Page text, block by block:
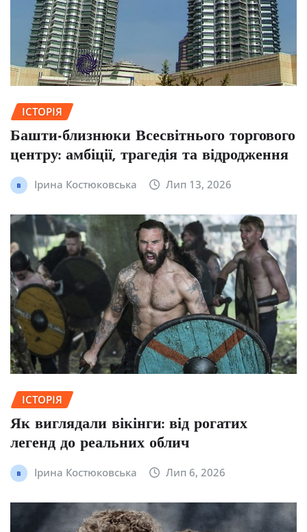
ІСТОРІЯ
Башти-близнюки Всесвітнього торгового
центру: амбіції, трагедія та відродження
Ірина Костюковська Лип 13, 2026
ІСТОРІЯ
Як виглядали вікінги: від рогатих
легенд до реальних облич
Ірина Костюковська Лип 6, 2026